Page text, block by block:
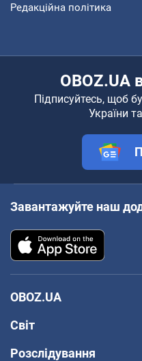
Редакційна політика
OBOZ.UA
Підписуйтесь, щоб
України
Завантажуйте наш
OBOZ.UA
Світ
Розслідування